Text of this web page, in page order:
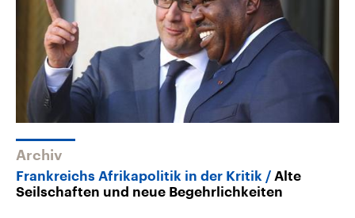
Archiv
Frankreichs Afrikapolitik in der Kritik
Alte
Seilschaften und neue Begehrlichkeiten